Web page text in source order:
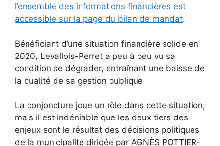
l’ensemble des informations financières est
accessible sur la page du bilan de mandat.
Bénéficiant d’une situation financière solide en
2020, Levallois-Perret a peu à peu vu sa
condition se dégrader, entraînant une baisse de
la qualité de sa gestion publique
La conjoncture joue un rôle dans cette situation,
mais il est indéniable que les deux tiers des
enjeux sont le résultat des décisions politiques
de la municipalité dirigée par AGNÈS POTTIER-